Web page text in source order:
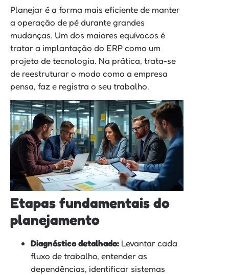
Planejar é a forma mais eficiente de manter
a operação de pé durante grandes
mudanças. Um dos maiores equívocos é
tratar a implantação do ERP como um
projeto de tecnologia. Na prática, trata-se
de reestruturar o modo como a empresa
pensa, faz e registra o seu trabalho.
Etapas fundamentais do
planejamento
Diagnóstico detalhado: Levantar cada
fluxo de trabalho, entender as
dependências, identificar sistemas